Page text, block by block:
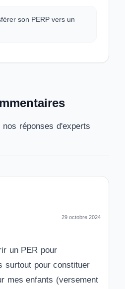
son PERP vers un
réponses d'experts
29 octobre 2024
un PER pour
surtout pour constituer
mes enfants (versement